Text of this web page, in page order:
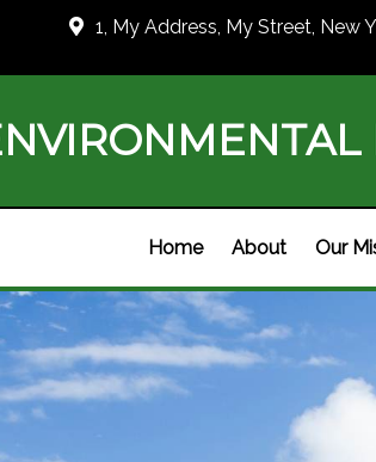
1, My Address, My Street, New
Home About Our